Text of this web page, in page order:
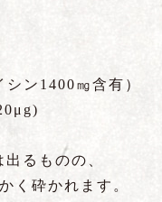
ン1400㎎含有）
るものの、
く砕かれます。